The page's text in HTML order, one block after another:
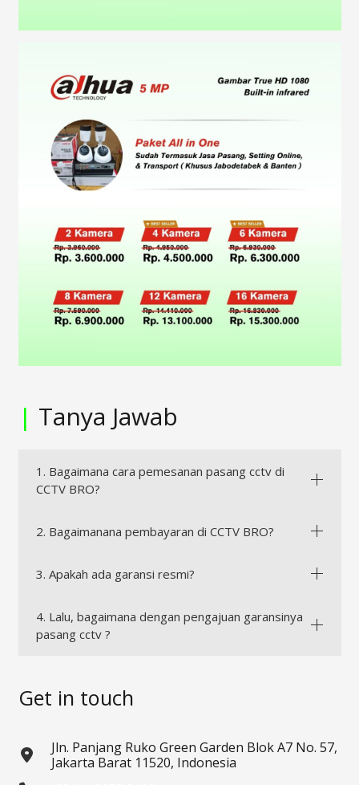
| Tanya Jawab
1. Bagaimana cara pemesanan pasang cctv di
CCTV BRO?
2. Bagaimanana pembayaran di CCTV BRO?
3. Apakah ada garansi resmi?
4. Lalu, bagaimana dengan pengajuan garansinya
pasang cctv ?
Get in touch
Jln. Panjang Ruko Green Garden Blok A7 No. 57,
Jakarta Barat 11520, Indonesia